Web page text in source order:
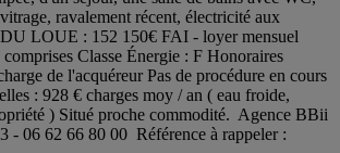
ravalement récent, électricité aux
LOUE : 152 150€ FAI - loyer mensuel
comprises Classe Énergie : F Honoraires
de l'acquéreur Pas de procédure en cours
: 928 € charges moy / an ( eau froide,
) Situé proche commodité. Agence BBii
- 06 62 66 80 00 Référence à rappeler :